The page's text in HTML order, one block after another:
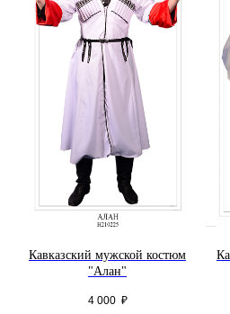
Кавказский мужской костюм
"Алан"
4 000 ₽